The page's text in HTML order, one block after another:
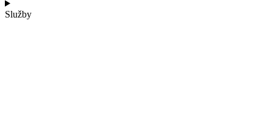
Služby